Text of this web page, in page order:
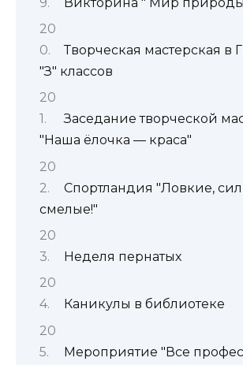
Творческая мастерская в
"З" классов
Заседание творческой
"Наша ёлочка — краса"
Спортландия "Ловкие,
смелые!"
Неделя пернатых
Каникулы в библиотеке
Мероприятие "Все